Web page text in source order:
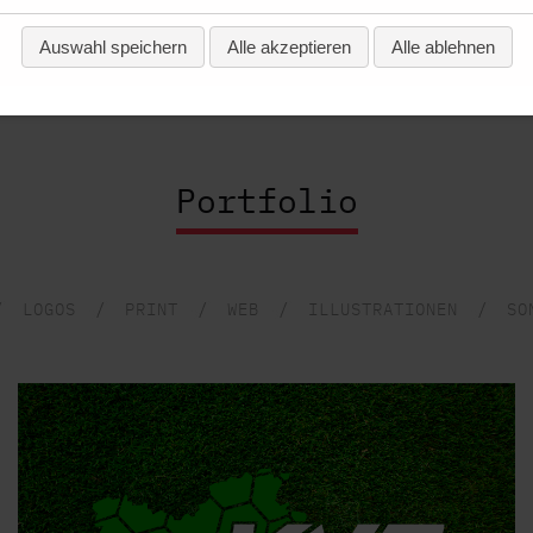
Portfolio
LOGOS PRINT WEB ILLUSTRATIONEN
Auswahl speichern Alle akzeptieren Alle ablehnen